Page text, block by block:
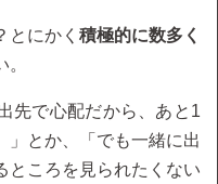
とにかく 積極的に数多く
先で心配だから、あと1
」とか、「でも一緒に出
ところを見られたくない